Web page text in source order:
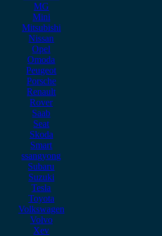
MG
Mini
Mitsubishi
Nissan
Opel
Omoda
Peugeot
Porsche
Renault
Rover
Saab
Seat
Skoda
Smart
ssangyong
Subaru
Suzuki
Tesla
Toyota
Volkswagen
Volvo
Xev